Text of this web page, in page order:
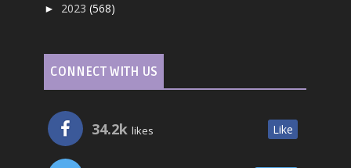
► 2023(568)
CONNECT WITH US
34.2k likes Like